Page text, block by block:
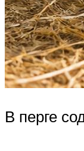
В перге